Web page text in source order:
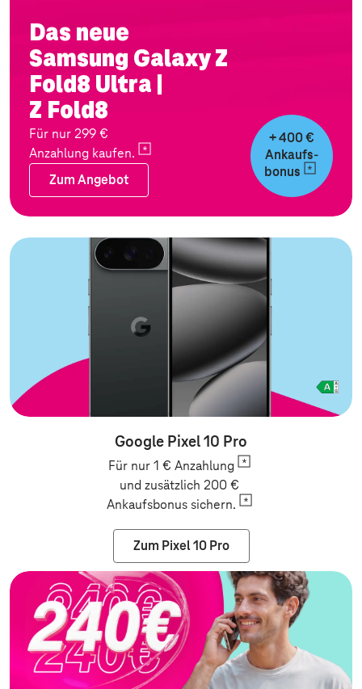
Das neue
Samsung Galaxy Z
Fold8 Ultra |
Z Fold8
Für nur 299 €
Anzahlung kaufen.
Zum Angebot
+ 400 €
Ankaufs-
bonus
Google Pixel 10 Pro
Für nur 1 € Anzahlung
und zusätzlich 200 €
Ankaufsbonus sichern.
Zum Pixel 10 Pro